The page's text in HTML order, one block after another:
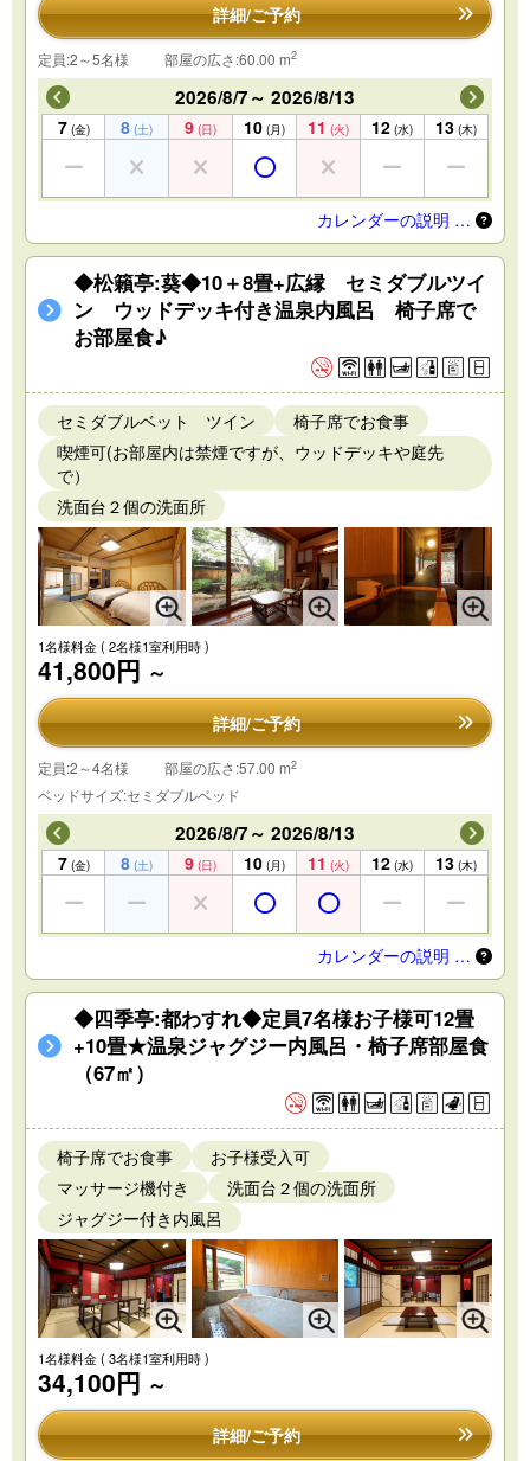
詳細/ご予約
定員:2～5名様 部屋の広さ:60.00 m2
2026/8/7～ 2026/8/13
7 (金) 8 (土) 9 (日) 10 (月) 11 (火) 12 (水) 13 (木)
カレンダーの説明 …
◆松籟亭:葵◆10＋8畳+広縁 セミダブルツイ
ン ウッドデッキ付き温泉内風呂 椅子席で
お部屋食♪
セミダブルベット ツイン
椅子席でお食事
喫煙可(お部屋内は禁煙ですが、ウッドデッキや庭先
で）
洗面台２個の洗面所
1名様料金( 2名様1室利用時 )
41,800円 ～
詳細/ご予約
定員:2～4名様 部屋の広さ:57.00 m2
ベッドサイズ:セミダブルベッド
2026/8/7～ 2026/8/13
7 (金) 8 (土) 9 (日) 10 (月) 11 (火) 12 (水) 13 (木)
カレンダーの説明 …
◆四季亭:都わすれ◆定員7名様お子様可12畳
+10畳★温泉ジャグジー内風呂・椅子席部屋食
（67㎡）
椅子席でお食事
お子様受入可
マッサージ機付き
洗面台２個の洗面所
ジャグジー付き内風呂
1名様料金( 3名様1室利用時 )
34,100円 ～
詳細/ご予約